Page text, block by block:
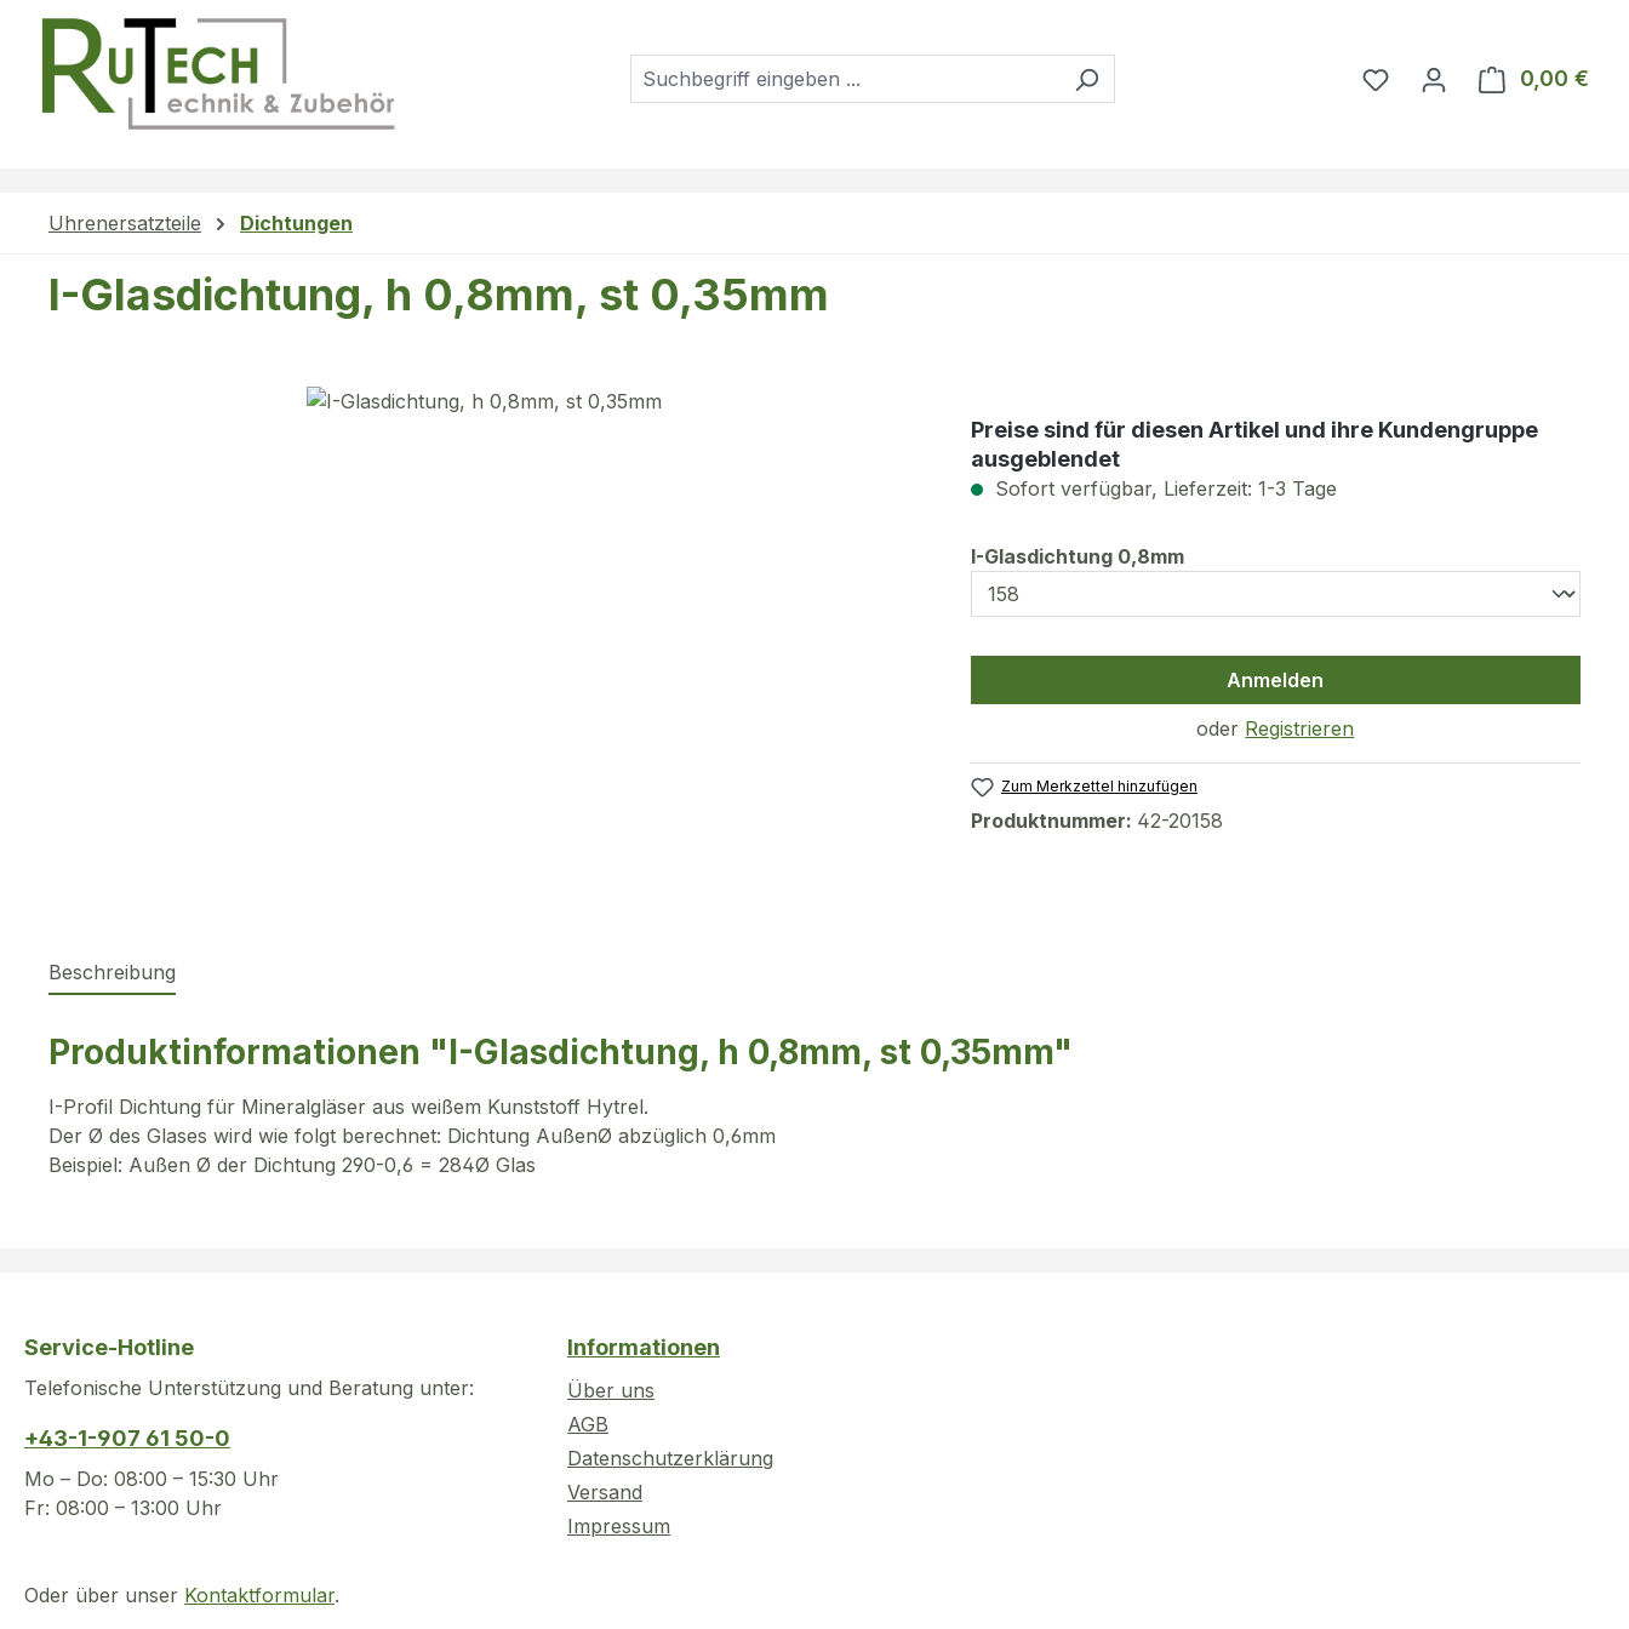
Hauptinhalt springen
Zur Suche springen
Zur Hauptnavigation springen
Du hast 0 Produkte auf
0,00 €
Uhrenersatzteile Dichtungen
I-Glasdichtung, h 0,8mm, st 0,35mm
Preise sind für diesen Artikel und ihre Kundengruppe
ausgeblendet
Sofort verfügbar, Lieferzeit: 1-3 Tage
I-Glasdichtung 0,8mmauswählen
Anmelden
oder Registrieren
Zum Merkzettel hinzufügen
Produktnummer: 42-20158
Beschreibung
Produktinformationen "I-Glasdichtung, h 0,8mm, st 0,35mm"
I-Profil Dichtung für Mineralgläser aus weißem Kunststoff Hytrel.
Der Ø des Glases wird wie folgt berechnet: Dichtung AußenØ abzüglich 0,6mm
Beispiel: Außen Ø der Dichtung 290-0,6 = 284Ø Glas
Service-Hotline
Telefonische Unterstützung und Beratung unter:
+43-1-907 61 50-0
Mo – Do: 08:00 – 15:30 Uhr
Fr: 08:00 – 13:00 Uhr
Oder über unser Kontaktformular.
Informationen
Über uns
AGB
Datenschutzerklärung
Versand
Impressum